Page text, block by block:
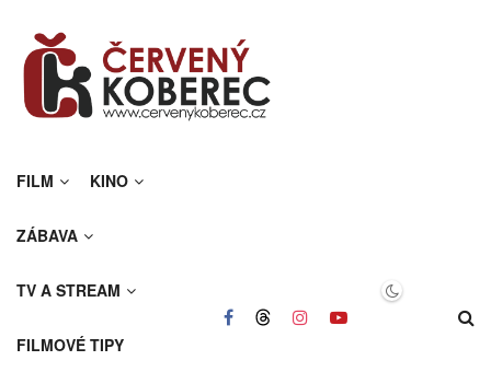
FILM KINO
ZÁBAVA
TV A STREAM
FILMOVÉ TIPY